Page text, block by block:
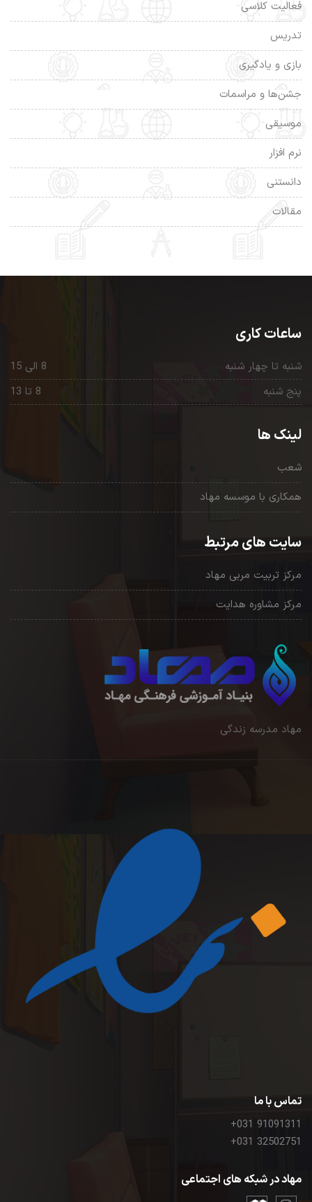
فعالیت کلاسی
تدریس
بازی و یادگیری
جشن‌ها و مراسمات
موسیقی
نرم افزار
دانستنی
مقالات
ساعات کاری
8 الی 15
شنبه تا چهار شنبه
8 تا 13
پنج شنبه
لینک ها
شعب
همکاری با موسسه مهاد
سایت های مرتبط
مرکز تربیت مربی مهاد
مرکز مشاوره هدایت
مهاد مدرسه زندگی
تماس با ما
+031 91091311
+031 32502751
مهاد در شبکه های اجتماعی